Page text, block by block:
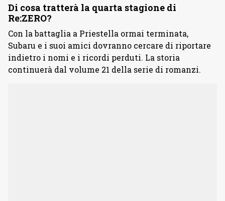
Di cosa tratterà la quarta stagione di
Re:ZERO?
Con la battaglia a Priestella ormai terminata,
Subaru e i suoi amici dovranno cercare di riportare
indietro i nomi e i ricordi perduti. La storia
continuerà dal volume 21 della serie di romanzi.